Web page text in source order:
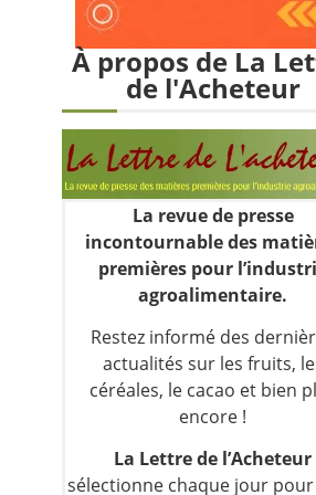
À propos de La
de l'Acheteur
La revue de presse
incontournable des
premières pour
agroalimentaire.
Restez informé des
actualités sur les fruits,
céréales, le cacao et bien
encore !
La Lettre de l’Acheteur
sélectionne chaque jour